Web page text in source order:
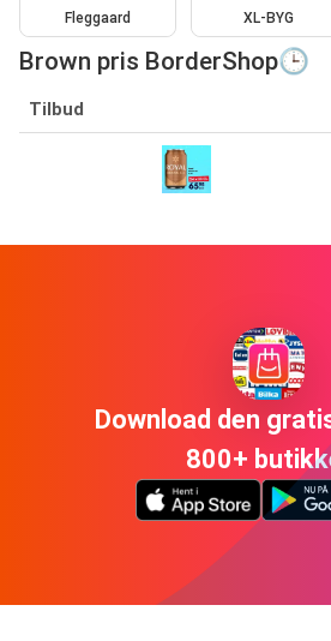
Fleggaard XL-BYG
Brown pris BorderShop🕒
Tilbud
Download den
800+